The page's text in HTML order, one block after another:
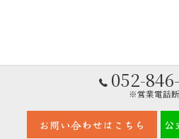
052-
※営業電話
お問い合わせはこちら 公